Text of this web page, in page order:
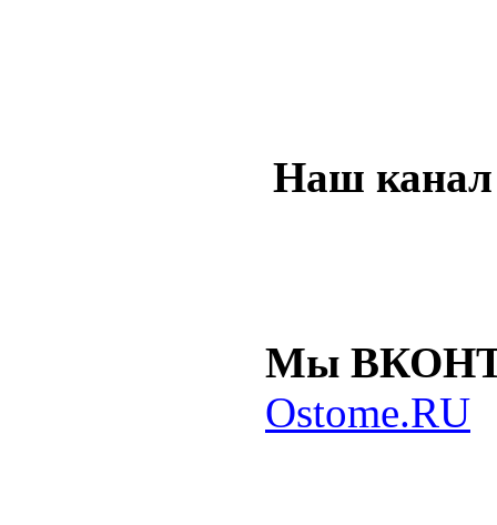
Наш канал
Мы
Ostome.RU